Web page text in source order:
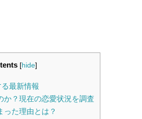
[hide]
最新情報
か？現在の恋愛状況を調査
た理由とは？